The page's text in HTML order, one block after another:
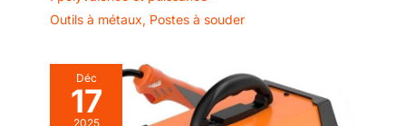
4T.Commande
pour les coupes
longues et continues.
Outils à métaux, Postes à souder
Déc
17
2025